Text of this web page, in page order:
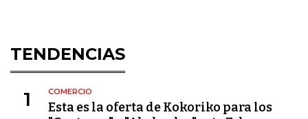
TENDENCIAS
1 COMERCIO
Esta es la oferta de Kokoriko para los